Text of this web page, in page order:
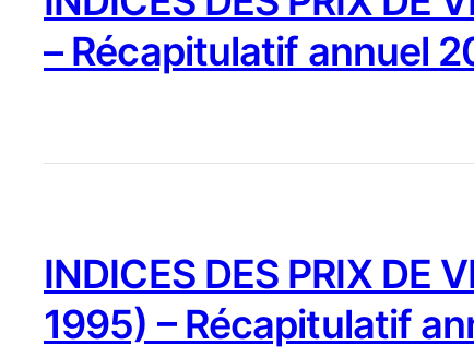
– Récapitulatif annuel
INDICES DES PRIX DE
1995) – Récapitulatif